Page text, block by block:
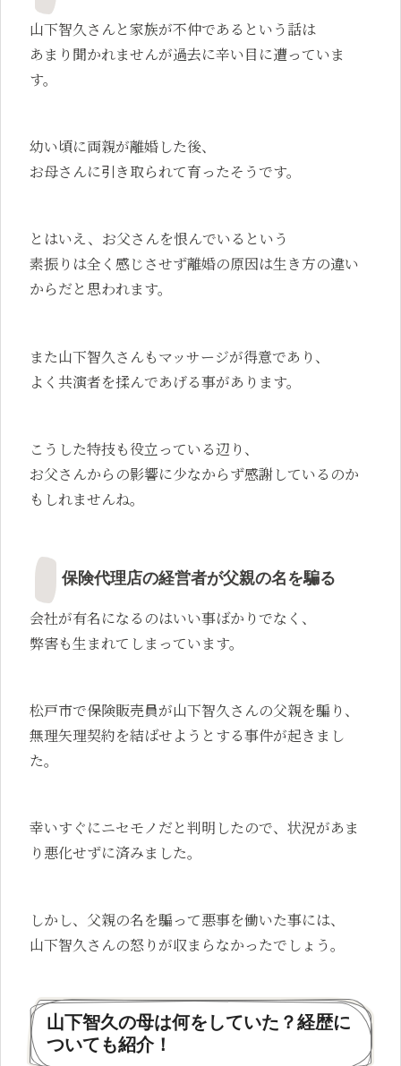
山下智久さんと家族が不仲であるという話は
あまり聞かれませんが過去に辛い目に遭っていま
す。
幼い頃に両親が離婚した後、
お母さんに引き取られて育ったそうです。
とはいえ、お父さんを恨んでいるという
素振りは全く感じさせず離婚の原因は生き方の違い
からだと思われます。
また山下智久さんもマッサージが得意であり、
よく共演者を揉んであげる事があります。
こうした特技も役立っている辺り、
お父さんからの影響に少なからず感謝しているのか
もしれませんね。
保険代理店の経営者が父親の名を騙る
会社が有名になるのはいい事ばかりでなく、
弊害も生まれてしまっています。
松戸市で保険販売員が山下智久さんの父親を騙り、
無理矢理契約を結ばせようとする事件が起きまし
た。
幸いすぐにニセモノだと判明したので、状況があま
り悪化せずに済みました。
しかし、父親の名を騙って悪事を働いた事には、
山下智久さんの怒りが収まらなかったでしょう。
山下智久の母は何をしていた？経歴に
ついても紹介！